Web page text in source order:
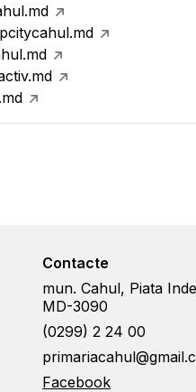
Contacte
mun. Cahul, Piata
MD-3090
(0299) 2 24 00
Facebook